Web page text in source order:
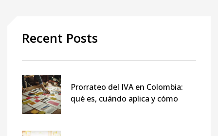
Recent Posts
Prorrateo del IVA en Colombia:
qué es, cuándo aplica y cómo